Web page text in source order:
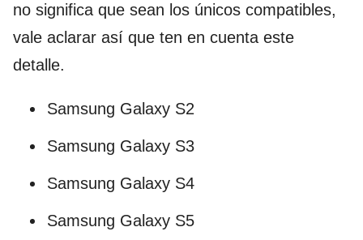
no significa que sean los únicos compatibles,
vale aclarar así que ten en cuenta este
detalle.
Samsung Galaxy S2
Samsung Galaxy S3
Samsung Galaxy S4
Samsung Galaxy S5